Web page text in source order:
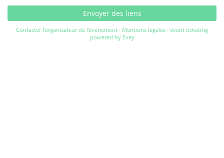
Envoyer des liens
Contacter l'organisateur de l'événement · Mentions légales · event ticketing
powered by Evey